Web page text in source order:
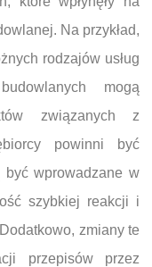
Na przykład,
rodzajów usług
mogą
związanych z
powinni być
być wprowadzane w
szybkiej reakcji i
zmiany te
przepisów przez